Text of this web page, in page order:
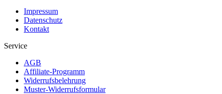
Impressum
Datenschutz
Kontakt
Service
AGB
Affiliate-Programm
Widerrufsbelehrung
Muster-Widerrufsformular